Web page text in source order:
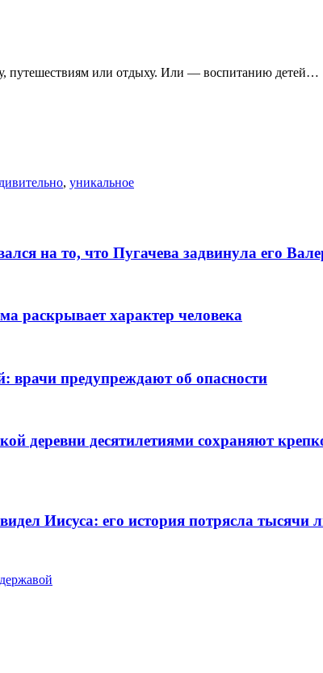
путешествиям или отдыху. Или — воспитанию детей…
, уникальное
на то, что Пугачева задвинула его
раскрывает характер человека
предупреждают об опасности
деревни десятилетиями сохраняют
Иисуса: его история потрясла тысячи